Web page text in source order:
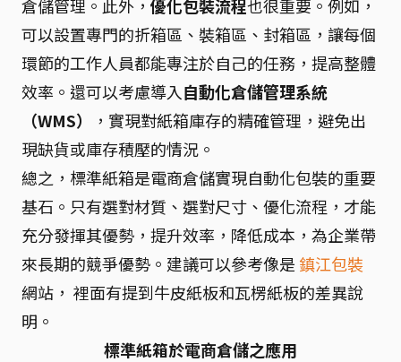
倉儲管理。此外， 優化包裝流程也很重要。例如，
可以設置專門的折箱區、裝箱區、封箱區，讓每個
環節的工作人員都能專注於自己的任務，提高整體
效率。還可以考慮導入自動化倉儲管理系統
（WMS）
，實現對紙箱庫存的精確管理，避免出
現缺貨或庫存積壓的情況。
總之，標準紙箱是電商倉儲實現自動化包裝的重要
基石。只有選對材質、選對尺寸、優化流程，才能
充分發揮其優勢，提升效率，降低成本，為企業帶
來長期的競爭優勢。建議可以參考像是 鎮江包裝
網站， 裡面有提到牛皮紙板和瓦楞紙板的差異說
明。
標準紙箱於電商倉儲之應用